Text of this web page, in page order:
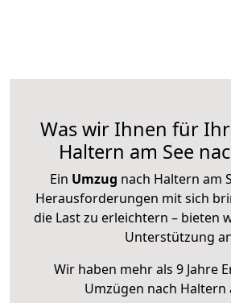
Was wir Ihnen für
Haltern am See
Ein Umzug nach Haltern am
Herausforderungen mit sich
die Last zu erleichtern – bieten
Unterstützung
Wir haben mehr als 9 Jahre
Umzügen nach Haltern